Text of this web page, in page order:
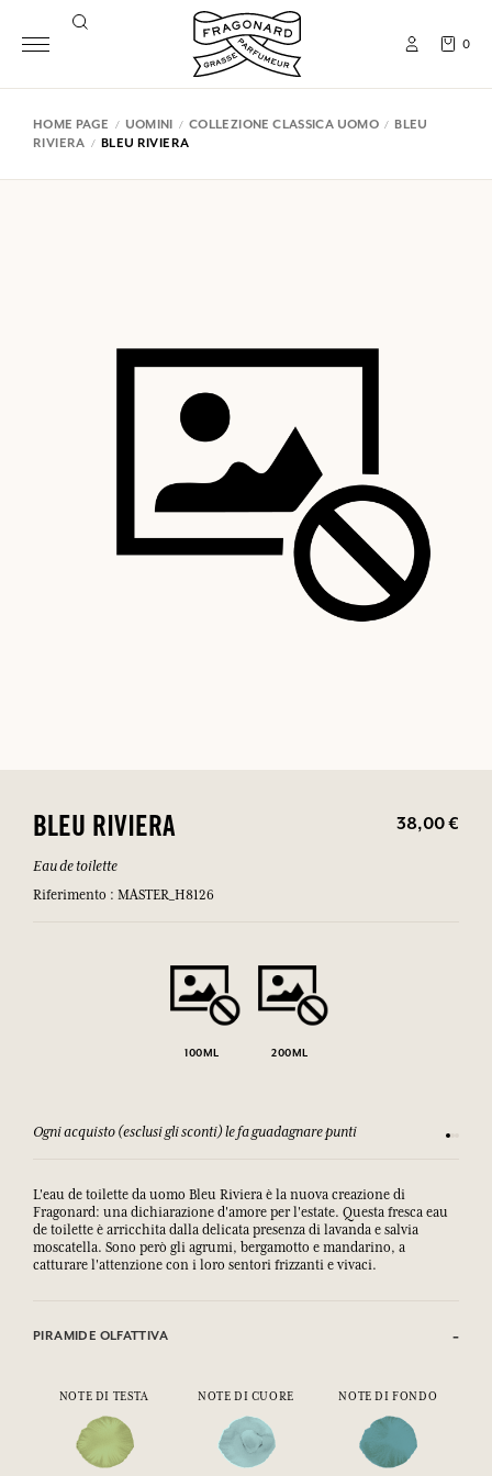
0
HOME PAGE UOMINI COLLEZIONE CLASSICA UOMO
BLEU
RIVIERA
BLEU RIVIERA
BLEU RIVIERA 38,00 €
Eau de toilette
Riferimento : MASTER_H8126
100ML 200ML
Ogni acquisto (esclusi gli sconti) le fa guadagnare punti
L'eau de toilette da uomo Bleu Riviera è la nuova creazione di
Fragonard: una dichiarazione d'amore per l'estate. Questa fresca eau
de toilette è arricchita dalla delicata presenza di lavanda e salvia
moscatella. Sono però gli agrumi, bergamotto e mandarino, a
catturare l'attenzione con i loro sentori frizzanti e vivaci.
PIRAMIDE OLFATTIVA
NOTE DI TESTA NOTE DI CUORE NOTE DI FONDO